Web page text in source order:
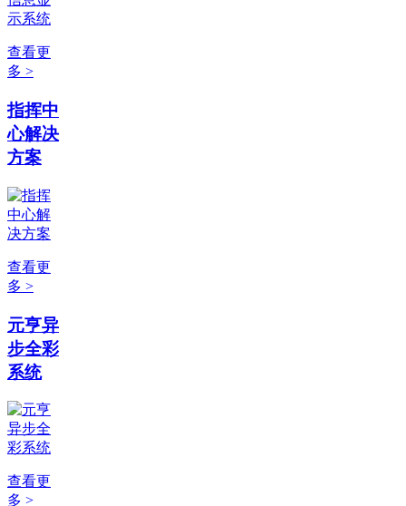
查看更
多 >
指挥中
心解决
方案
查看更
多 >
元亨异
步全彩
系统
查看更
多 >